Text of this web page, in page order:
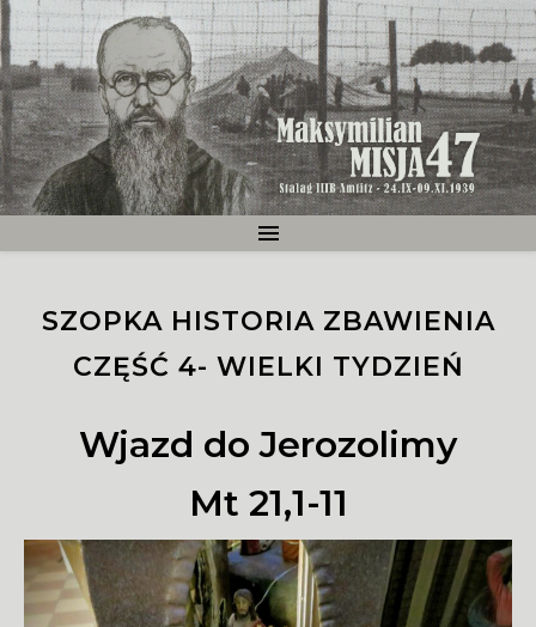
SZOPKA HISTORIA ZBAWIENIA
CZĘŚĆ 4- WIELKI TYDZIEŃ
Wjazd do Jerozolimy
Mt 21,1-11